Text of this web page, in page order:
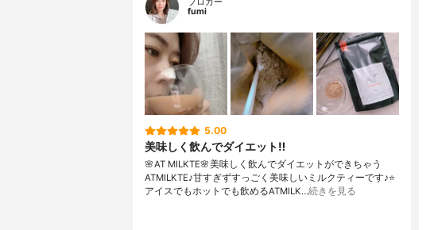
ブロガー
fumi
5.00
美味しく飲んでダイエット‼️
🌸AT MILKTE🌸美味しく飲んでダイエットができちゃう
ATMILKTE♪甘すぎずすっごく美味しいミルクティーです♪⭐️
アイスでもホットでも飲めるATMILK…続きを見る